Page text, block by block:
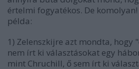
értelmi fogyatékos. De
példa:
1) Zelenszkijre azt mondta,
nem írt ki választásokat egy
mint Chruchill, ő sem írt ki